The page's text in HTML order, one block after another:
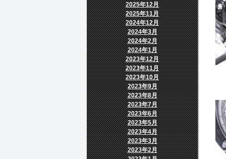
2025年12月
2025年11月
2024年12月
2024年3月
2024年2月
2024年1月
2023年12月
2023年11月
2023年10月
2023年9月
2023年8月
2023年7月
2023年6月
2023年5月
2023年4月
2023年3月
2023年2月